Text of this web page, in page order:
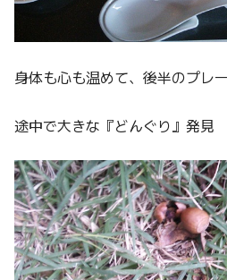
身体も心も温めて、後半のプレ
途中で大きな『どんぐり』発見